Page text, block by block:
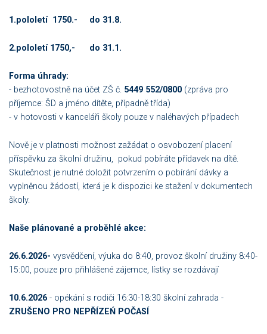
1.pololetí 1750.- do 31.8.
2.pololetí 1750,- do 31.1.
Forma úhrady:
- bezhotovostně na účet ZŠ č. 5449 552/0800 (zpráva pro
příjemce: ŠD a jméno dítěte, případně třída)
- v hotovosti v kanceláři školy pouze v naléhavých případech
Nově je v platnosti možnost zažádat o osvobození placení
příspěvku za školní družinu, pokud pobíráte přídavek na dítě.
Skutečnost je nutné doložit potvrzením o pobírání dávky a
vyplněnou žádostí, která je k dispozici ke stažení v dokumentech
školy.
Naše plánované a proběhlé akce:
26.6.2026- vysvědčení, výuka do 8:40, provoz školní družiny 8:40-
15:00, pouze pro přihlášené zájemce, lístky se rozdávají
10.6.2026 - opékání s rodiči 16:30-18:30 školní zahrada -
ZRUŠENO PRO NEPŘÍZEŃ POČASÍ